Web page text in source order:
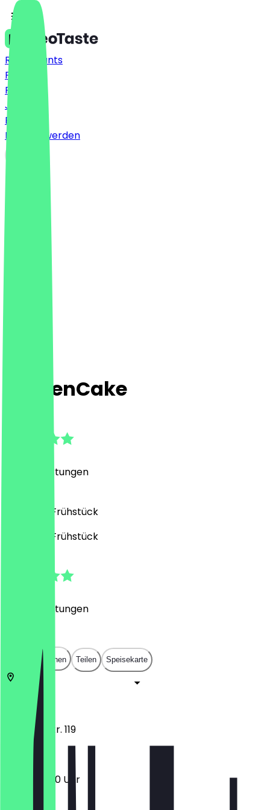
Restaurants
Preise
FAQ
Jobs
Blog
Partner werden
GoldenCake
Bewertungen
Desserts, Frühstück
Desserts, Frühstück
Bewertungen
In App öffnen Teilen Speisekarte
Köln
Dürener Str. 119
10:00 - 18:00 Uhr